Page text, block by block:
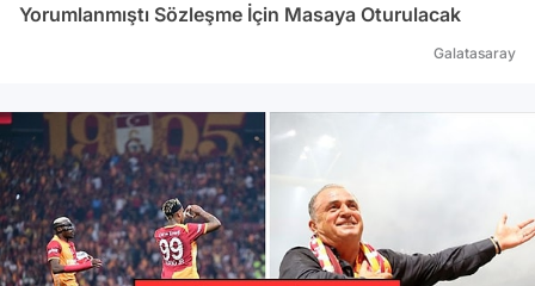
Yorumlanmıştı Sözleşme İçin Masaya Oturulacak
Galatasaray